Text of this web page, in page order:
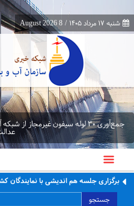
شنبه ۱۷ مرداد ۱۴۰۵ /
8 August 2026
جمع‌آوری ۳۰ لوله سیفون غیرمجاز از
عدالت
برگزاری جلسه هم اندیشی با نمایندگان
جستجو